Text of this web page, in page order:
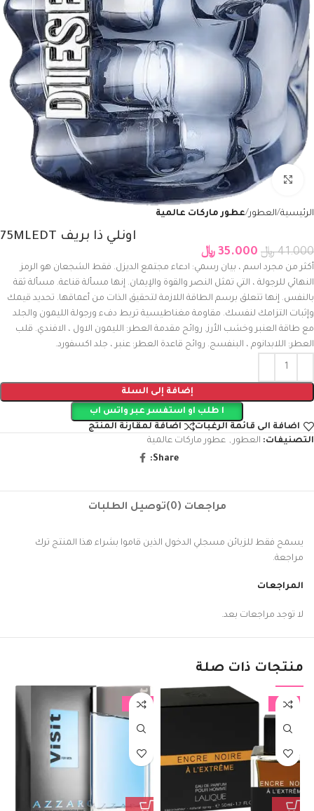
Click to enlarge
الرئيسية العطور عطور ماركات عالمية
اونلي ذا بريف 75MLEDT
41.000 ﷼ 35.000 ﷼
أكثر من مجرد اسم ، بيان رسمي: ادعاء مجتمع الديزل. فقط الشجعان هو الرمز
النهائي للرجولة ، التي تمثل النصر والقوة والإيمان. إنها مسألة قناعة. مسألة ثقة
بالنفس. إنها تتعلق برسم الطاقة اللازمة لتحقيق الذات من أعماقها. تحديد قيمك
وإثبات التزامك لنفسك. مقاومة مغناطيسية تربط دفء ورجولة الليمون والجلد
مع طاقة العنبر وخشب الأرز. روائح مقدمة العطر: الليمون الاول ، الافندي. قلب
العطر: اللابدانوم ، البنفسج. روائح قاعدة العطر: عنبر ، جلد اكسفورد.
إضافة إلى السلة
ا طلب او استفسر عبر واتس اب
اضافة الى قائمة الرغبات
اضافة لمقارنة المنتج
التصنيفات: العطور , عطور ماركات عالمية
Share:
مراجعات (0) توصيل الطلبات
المراجعات
لا توجد مراجعات بعد.
يسمح فقط للزبائن مسجلي الدخول الذين قاموا بشراء هذا المنتج ترك
مراجعة.
منتجات ذات صلة
-29%
-29%